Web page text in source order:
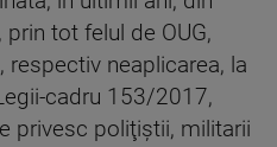
tot felul de OUG,
neaplicarea, la
cadru 153/2017,
privesc poliţiştii, militarii